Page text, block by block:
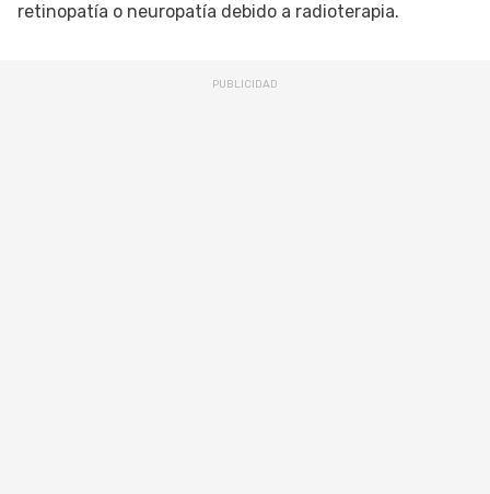
retinopatía o neuropatía debido a radioterapia.